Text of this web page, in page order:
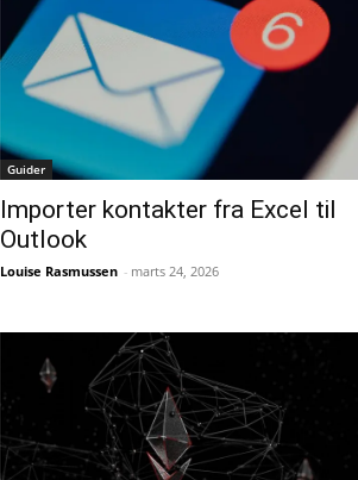
Guider
Importer kontakter fra Excel til
Outlook
Louise Rasmussen - marts 24, 2026